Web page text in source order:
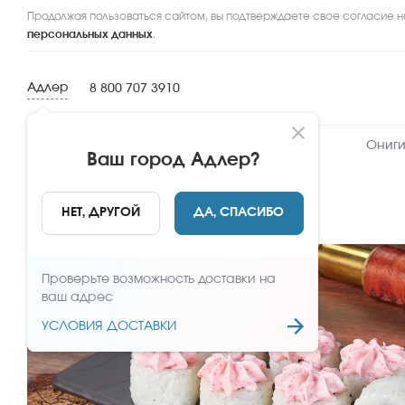
Продолжая пользоваться сайтом, вы подтверждаете свое согласие
персональных данных.
Адлер
Ваш город Адлер?
НЕТ, ДРУГОЙ ДА, СПАСИБО
Проверьте возможность доставки на
ваш адрес
УСЛОВИЯ ДОСТАВКИ
8 800 707 3910
НАЗАД